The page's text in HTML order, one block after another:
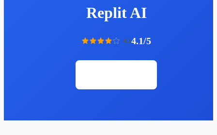
Replit AI
4.14.1/5